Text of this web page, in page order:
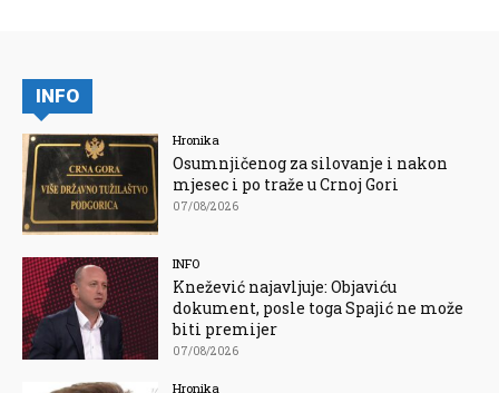
INFO
Hronika
Osumnjičenog za silovanje i nakon
mjesec i po traže u Crnoj Gori
07/08/2026
INFO
Knežević najavljuje: Objaviću
dokument, posle toga Spajić ne može
biti premijer
07/08/2026
Hronika